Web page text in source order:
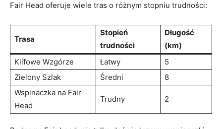
Fair Head oferuje wiele tras o różnym stopniu trudności:
Trasa
Stopień
trudności
Długość
(km)
Klifowe Wzgórze
Łatwy
5
Zielony Szlak
Średni
8
Wspinaczka na Fair
Head
Trudny 2